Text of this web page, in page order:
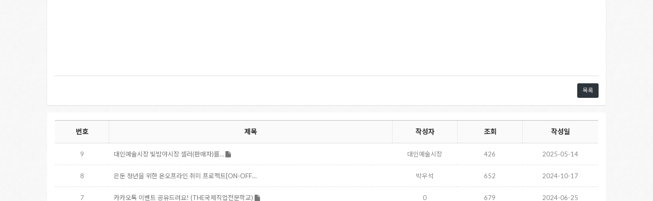
목록
번호 제목 작성자 조회 작성일
9 대인예술시장 빛밤야시장 셀러(판매자)를… 대인예술시장 426 2025-05-14
8 은둔 청년을 위한 온오프라인 취미 프로젝트[ON-OFF… 박우석 652 2024-10-17
7 카카오톡 이벤트 공유드려요! (THE국제직업전문학교) 0 679 2024-06-25